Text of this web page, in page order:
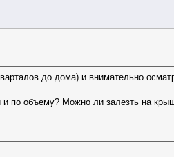
до дома) и внимательно
и по объему? Можно ли залезть на